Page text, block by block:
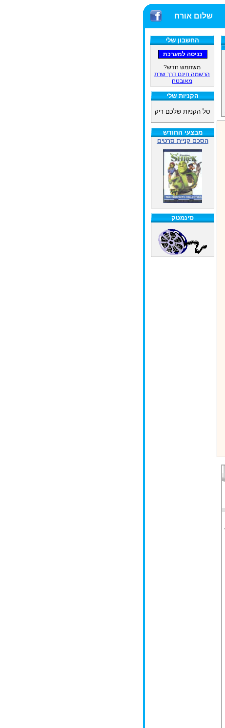
שלום אורח
החשבון שלי
משתמש חדש?
הרשמה חינם דרך שרת
מאובטח
הקניות שלי
סל הקניות שלכם ריק
מבצעי החודש
הסכם קניית סרטים
סינמטק